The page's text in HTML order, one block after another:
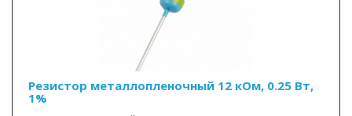
Резистор металлопленочный 12 кОм, 0.25 Вт,
1%